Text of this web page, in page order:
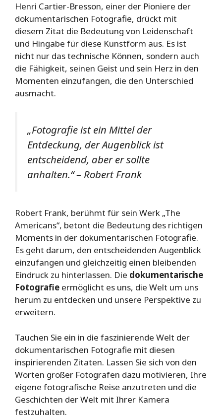
Henri Cartier-Bresson, einer der Pioniere der
dokumentarischen Fotografie, drückt mit
diesem Zitat die Bedeutung von Leidenschaft
und Hingabe für diese Kunstform aus. Es ist
nicht nur das technische Können, sondern auch
die Fähigkeit, seinen Geist und sein Herz in den
Momenten einzufangen, die den Unterschied
ausmacht.
„Fotografie ist ein Mittel der
Entdeckung, der Augenblick ist
entscheidend, aber er sollte
anhalten.“ – Robert Frank
Robert Frank, berühmt für sein Werk „The
Americans“, betont die Bedeutung des richtigen
Moments in der dokumentarischen Fotografie.
Es geht darum, den entscheidenden Augenblick
einzufangen und gleichzeitig einen bleibenden
Eindruck zu hinterlassen. Die dokumentarische
Fotografie ermöglicht es uns, die Welt um uns
herum zu entdecken und unsere Perspektive zu
erweitern.
Tauchen Sie ein in die faszinierende Welt der
dokumentarischen Fotografie mit diesen
inspirierenden Zitaten. Lassen Sie sich von den
Worten großer Fotografen dazu motivieren, Ihre
eigene fotografische Reise anzutreten und die
Geschichten der Welt mit Ihrer Kamera
festzuhalten.